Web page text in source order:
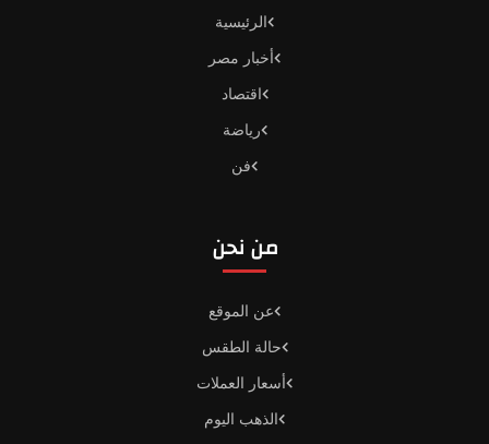
الرئيسية
أخبار مصر
اقتصاد
رياضة
فن
من نحن
عن الموقع
حالة الطقس
أسعار العملات
الذهب اليوم